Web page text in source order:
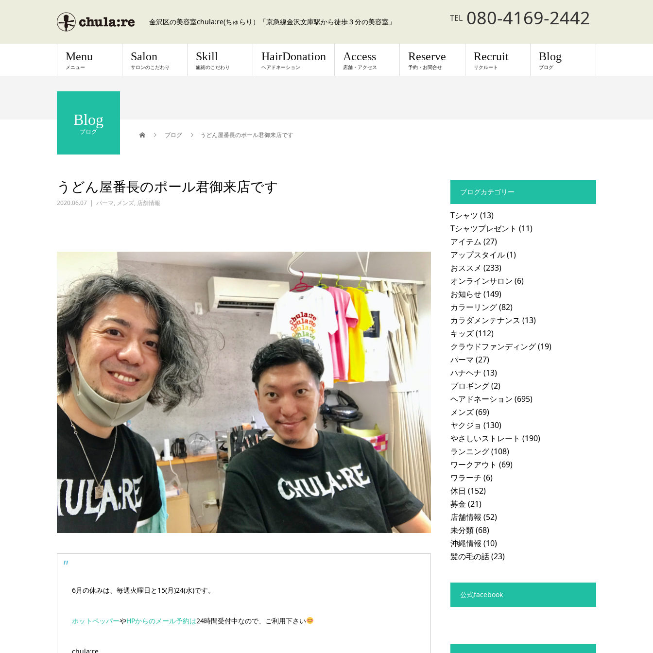
金沢区の美容室chula:re(ちゅらり）「京急線金沢文庫駅から徒歩３分の美容室」 TEL 080-4169-2442
Menu
メニュー
Salon
サロンのこだわり
Skill
施術のこだわり
HairDonation
ヘアドネーション
Access
店舗・アクセス
Reserve
予約・お問合せ
Recruit
リクルート
Blog
ブログ
Blog
ブログ ブログ うどん屋番長のポール君御来店です
うどん屋番長のポール君御来店です
2020.06.07 パーマ, メンズ, 店舗情報
6月の休みは、毎週火曜日と15(月)24(水)です。
ホットペッパーやHPからのメール予約は24時間受付中なので、ご利用下さい
chula:re
ブログカテゴリー
Tシャツ (13)
Tシャツプレゼント (11)
アイテム (27)
アップスタイル(1)
おススメ (233)
オンラインサロン (6)
お知らせ(149)
カラーリング(82)
カラダメンテナンス (13)
キッズ(112)
クラウドファンディング(19)
パーマ (27)
ハナヘナ (13)
プロギング(2)
ヘアドネーション (695)
メンズ(69)
ヤクジョ (130)
やさしいストレート (190)
ランニング(108)
ワークアウト (69)
ワラーチ (6)
休日 (152)
募金 (21)
店舗情報 (52)
未分類(68)
沖縄情報 (10)
髪の毛の話(23)
公式facebook